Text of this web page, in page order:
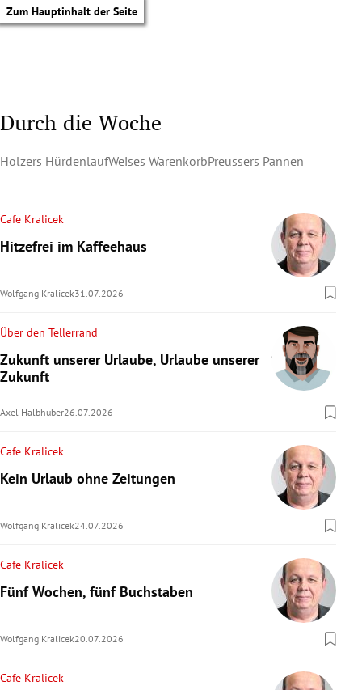
Zum Hauptinhalt der Seite
Untermenü
Untermenü
Untermenü
Untermenü
Untermenü
Untermenü
Durch die Woche
Holzers HürdenlaufWeises WarenkorbPreussers Pannen
Cafe Kralicek
Hitzefrei im Kaffeehaus
Wolfgang Kralicek31.07.2026
Über den Tellerrand
Zukunft unserer Urlaube, Urlaube unserer
Zukunft
Axel Halbhuber26.07.2026
Cafe Kralicek
Kein Urlaub ohne Zeitungen
Wolfgang Kralicek24.07.2026
Cafe Kralicek
Fünf Wochen, fünf Buchstaben
Wolfgang Kralicek20.07.2026
Cafe Kralicek